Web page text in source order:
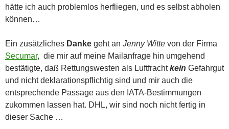
hätte ich auch problemlos herfliegen, und es selbst abholen
können…
Ein zusätzliches Danke geht an Jenny Witte von der Firma
Secumar, die mir auf meine Mailanfrage hin umgehend
bestätigte, daß Rettungswesten als Luftfrachtkein Gefahrgut
und nicht deklarationspflichtig sind und mir auch die
entsprechende Passage aus den IATA-Bestimmungen
zukommen lassen hat. DHL, wir sind noch nicht fertig in
dieser Sache …